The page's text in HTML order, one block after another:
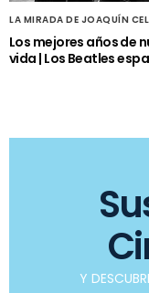
LA MIRADA DE JOAQUÍN
Los mejores años de
vida | Los Beatles
Y